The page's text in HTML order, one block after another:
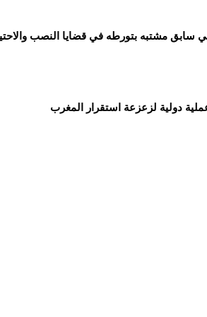
سابق مشتبه بتورطه في قضايا النصب
دولية لزعزعة استقرار المغرب